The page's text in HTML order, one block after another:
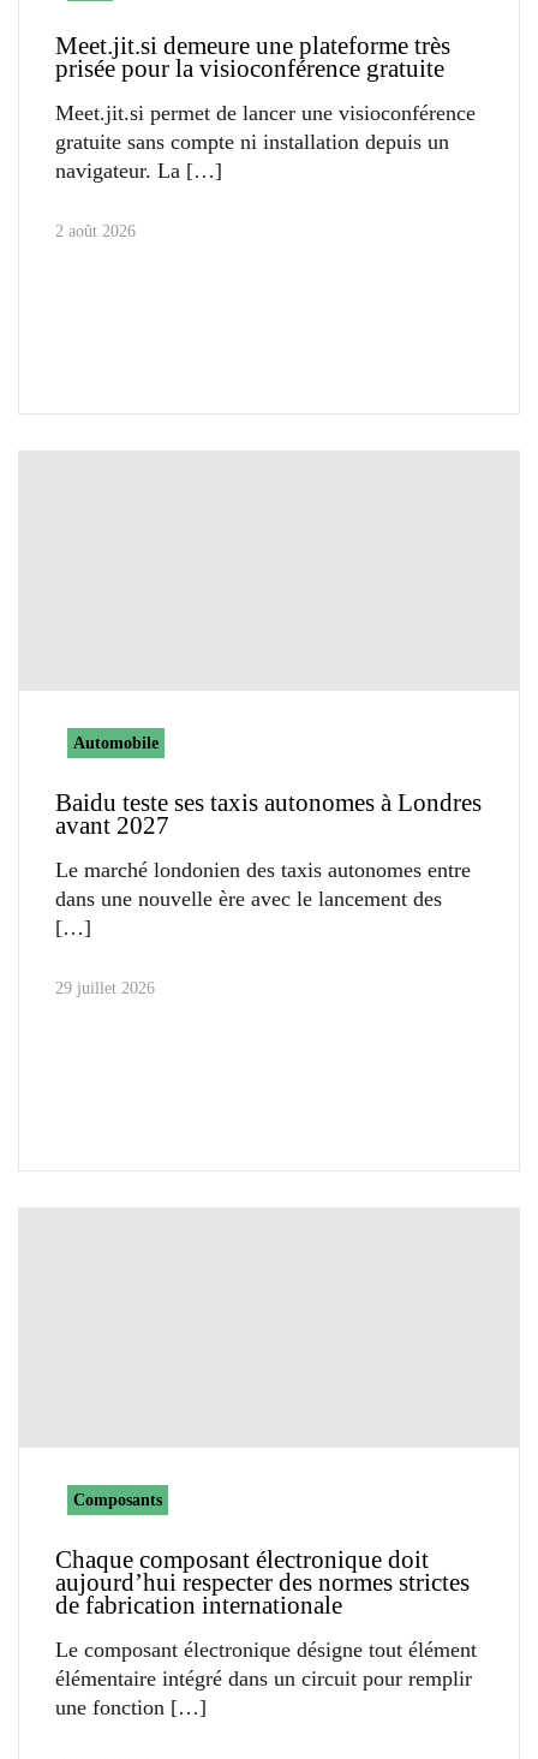
Meet.jit.si demeure une plateforme très
prisée pour la visioconférence gratuite
Meet.jit.si permet de lancer une visioconférence
gratuite sans compte ni installation depuis un
navigateur. La
2 août 2026
Automobile
Baidu teste ses taxis autonomes à Londres
avant 2027
Le marché londonien des taxis autonomes entre
dans une nouvelle ère avec le lancement des
29 juillet 2026
Composants
Chaque composant électronique doit
aujourd’hui respecter des normes strictes
de fabrication internationale
Le composant électronique désigne tout élément
élémentaire intégré dans un circuit pour remplir
une fonction